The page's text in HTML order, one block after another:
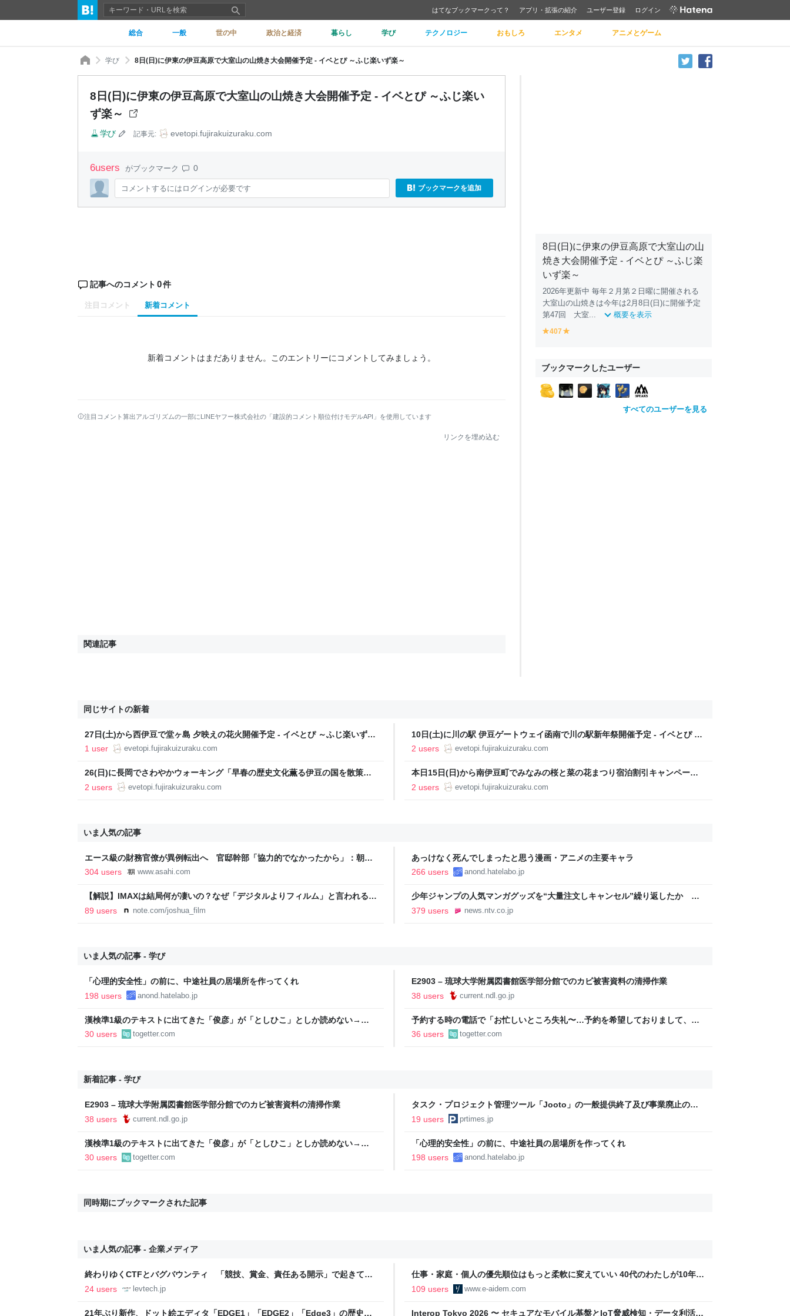
はてなブックマークって？ アプリ・拡張の紹介 ユーザー登録 ログイン
総合 一般 世の中 政治と経済 暮らし 学び テクノロジー おもしろ エンタメ アニメとゲーム
学び 8日(日)に伊東の伊豆高原で大室山の山焼き大会開催予定 - イベとぴ ～ふじ楽いず楽～
8日(日)に伊東の伊豆高原で大室山の山焼き大会開催予定 - イベとぴ ～ふじ楽い
ず楽～
学び 記事元: evetopi.fujirakuizuraku.com
6users がブックマーク 0
コメントするにはログインが必要です ブックマークを追加
記事へのコメント 0件
注目コメント 新着コメント
新着コメントはまだありません。 このエントリーにコメントしてみましょう。
注目コメント算出アルゴリズムの一部にLINEヤフー株式会社の「建設的コメント順位付けモデルAPI」を使用しています
リンクを埋め込む
関連記事
8日(日)に伊東の伊豆高原で大室山の山
焼き大会開催予定 - イベとぴ ～ふじ楽
いず楽～
2026年更新中 毎年２月第２日曜に開催される
大室山の山焼きは今年は2月8日(日)に開催予定
第47回 大室...
概要を表示
y
o
w
407
o
ブックマークしたユーザー
すべてのユーザーを見る
同じサイトの新着
27日(土)から西伊豆で堂ヶ島 夕映えの花火開催予定 - イベとぴ ～ふじ楽いず楽
～
1 user evetopi.fujirakuizuraku.com
10日(土)に川の駅 伊豆ゲートウェイ函南で川の駅新年祭開催予定 - イベとぴ ～
ふじ楽いず楽～
2 users evetopi.fujirakuizuraku.com
26(日)に長岡でさわやかウォーキング「早春の歴史文化薫る伊豆の国を散策～
鵺ばらい祭と江間いちご狩り～」開催予定 - イベとぴ ～ふじ楽いず楽～
2 users evetopi.fujirakuizuraku.com
本日15日(日)から南伊豆町でみなみの桜と菜の花まつり宿泊割引キャンペーン
受付開始 - イベとぴ ～ふじ楽いず楽～
2 users evetopi.fujirakuizuraku.com
いま人気の記事
エース級の財務官僚が異例転出へ 官邸幹部「協力的でなかったから」：朝日
新聞
304 users www.asahi.com
あっけなく死んでしまったと思う漫画・アニメの主要キャラ
266 users
anond.hatelabo.jp
【解説】IMAXは結局何が凄いの？なぜ「デジタルよりフィルム」と言われるの
か？｜Joshua Connolly
89 users note.com/joshua_film
少年ジャンプの人気マンガグッズを“大量注文しキャンセル”繰り返したか 女
逮捕 総額43億円以上（2026年8月6日掲載）｜日テレNEWS NNN
379 users news.ntv.co.jp
いま人気の記事 - 学び
「心理的安全性」の前に、中途社員の居場所を作ってくれ
198 users
anond.hatelabo.jp
E2903 – 琉球大学附属図書館医学部分館でのカビ被害資料の清掃作業
38 users
current.ndl.go.jp
漢検準1級のテキストに出てきた「俊彦」が「としひこ」としか読めない→脳
内に登場する、選び抜かれた俊彦たち
30 users togetter.com
予約する時の電話で「お忙しいところ失礼〜…予約を希望しておりまして、は
い、明日◯日の12時に、人数は…」と丁寧に話されるより、受ける側としては
もっと簡潔な方が楽なんだよな
36 users togetter.com
新着記事 - 学び
E2903 – 琉球大学附属図書館医学部分館でのカビ被害資料の清掃作業
38 users
current.ndl.go.jp
タスク・プロジェクト管理ツール「Jooto」の一般提供終了及び事業廃止の決
定に関するお知らせ
19 users prtimes.jp
漢検準1級のテキストに出てきた「俊彦」が「としひこ」としか読めない→脳
内に登場する、選び抜かれた俊彦たち
30 users togetter.com
「心理的安全性」の前に、中途社員の居場所を作ってくれ
198 users
anond.hatelabo.jp
同時期にブックマークされた記事
いま人気の記事 - 企業メディア
終わりゆくCTFとバグバウンティ 「競技、賞金、責任ある開示」で起きてい
ること【フォーカス】 - レバテックLAB
24 users levtech.jp
仕事・家庭・個人の優先順位はもっと柔軟に変えていい 40代のわたしが10年後
の自分に伝えたいこと - りっすん by イーアイデム
109 users www.e-aidem.com
21年ぶり新作、ドット絵エディタ「EDGE1」「EDGE2」「Edge3」の歴史に Interop Tokyo 2026 〜 セキュアなモバイル基盤とIoT脅威検知・データ利活用